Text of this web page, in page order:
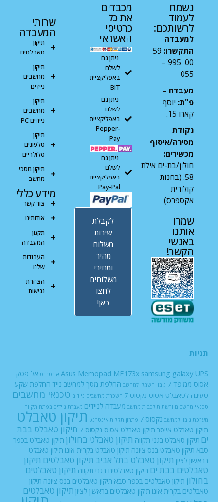
נשמח
לעמוד
לרשותכם:
למעבדה
התקשרו: 59
00 995 –
055
מעבדה –
פ"ת: יוסף
קארו 15.
נקודת
מסירה/איסוף
מכשירים:
חולון/בת-ים אילת
58. (בחנות
קולורית
אקספרס)
שמרו
אותנו
באנשי
הקשר!
מכבדים
את כל
כרטיסי
האשראי
ניתן גם
לשלם
באפליקציית
BIT
ניתן גם
לשלם
באפליקציית
Pepper-
Pay
ניתן גם
לשלם
באפליקציית
Pay-Pal
לקבלת
שירות
משלוח
מהיר
ומחירי
משלוחים
לחצו
כאן!
שרותי
המעבדה
תיקון
טאבלטים
תיקון
מחשבים
ניידים
תיקון
מחשבים
נייחים PC
תיקון
טלפונים
סלולריים
תיקון מסכי
מחשב
מידע כללי
צור קשר
אודותינו
תקנון
המעבדה
העבודות
שלנו
הצהרת
נגישות
תגיות
Asus Memopad ME173x samsung galaxy UPS אינטרנט אל פסק
אסוס ממופד 7
גיבוי חשמלי למחשב החלפת מסך למחשב נייד החלפת שקע
טעינה לטאבלט אסוס נקסוס 7
השכרת מחשבים ניידים טכנאי מחשבים
טכנאי מחשבים ורשתות לכבות מחשב מעבדה לניידים מעבדת ניידים בפתח תקווה
מערכת גיבוי למחשב נקסוס 7 פתרון תקלות אינטרנט תיקון טאבלט
תיקון טאבלט אייסר תיקון טאבלט אסוס נקסוס 7
תיקון טאבלט בבת
ים תיקון טאבלט בגני תקווה תיקון טאבלט בחולון תיקון טאבלט בכפר
סבא תיקון טאבלט בנס ציונה תיקון טאבלט בקרית אונו תיקון טאבלט
בראשון לציון תיקון טאבלט בתל אביב תיקון טאבלטים תיקון
טאבלטים בבת ים תיקון טאבלטים בגני תקווה תיקון טאבלטים
בחולון תיקון טאבלטים בכפר סבא תיקון טאבלטים בנס ציונה תיקון
טאבלטים בקרית אונו תיקון טאבלטים בראשון לציון תיקון טאבלטים